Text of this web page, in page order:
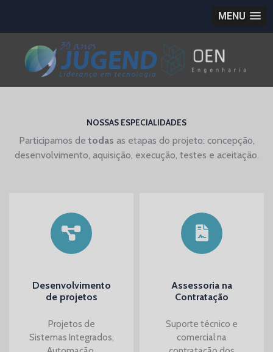
MENU
NOSSAS ESPECIALIDADES
Participamos de todas as etapas do projeto: concepção,
desenvolvimento, aquisição, execução, testes e aceitação.
Desenvolvimento
de projetos
Projetos de
Sistemas Integrados,
Assessoria na
Contratação
Suporte técnico e
comercial na